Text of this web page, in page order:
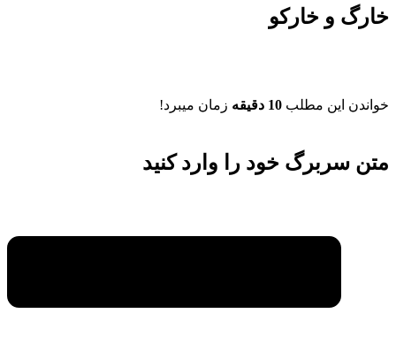
خارگ و خارکو
خواندن این مطلب 10 دقیقه زمان میبرد!
متن سربرگ خود را وارد کنید